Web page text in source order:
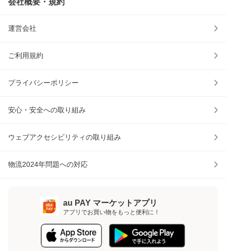
会社概要・規約
運営会社
ご利用規約
プライバシーポリシー
安心・安全への取り組み
ウェブアクセシビリティの取り組み
物流2024年問題への対応
au PAY マーケットアプリ
アプリでお買い物をもっと便利に！